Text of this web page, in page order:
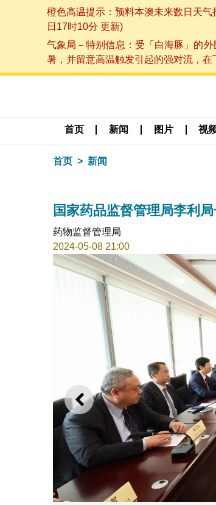
橙色高温提示：预料本澳未来数日天
日17时10分 更新)
气象局－特别信息：受「白海豚」的
暑，并留意高温触发引起的强对流，
首页 新闻 图片 视
首页 新闻
国家药品监督管理局李利
药物监督管理局
2024-05-08 21:00
上一则
国家